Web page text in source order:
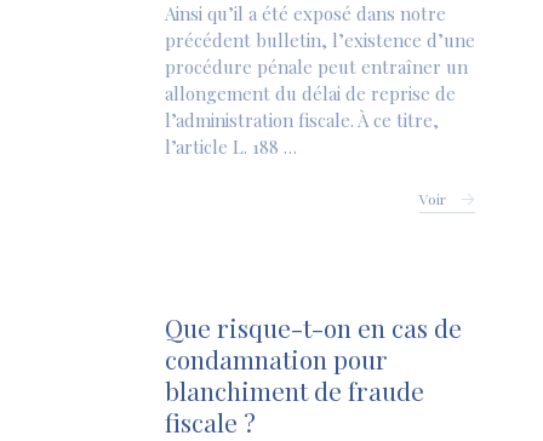
Ainsi qu’il a été exposé dans notre
précédent bulletin, l’existence d’une
procédure pénale peut entraîner un
allongement du délai de reprise de
l’administration fiscale. À ce titre,
l’article L. 188 …
Voir
Que risque-t-on en cas de
condamnation pour
blanchiment de fraude
fiscale ?